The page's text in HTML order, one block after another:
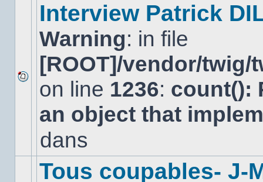
sujet.
Aucun
nouveau
message
non-
dans
Interview Patrick
Warning: in file
[ROOT]/vendor/
on line 1236: count():
an object that
dans
Tous coupables- J-